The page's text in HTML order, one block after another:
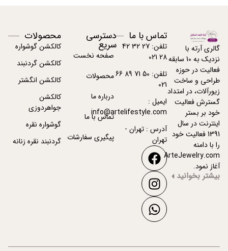
گالری آرته با
نزدیک به 10 سابقه
فعالیت در حوزه
طراحی و ساخت
زیورآلات، در امتداد
گسترش فعالیت
خود بر بستر
اینترنت در سال
1391 فعالیت خود
را با دامنه
ArteJewelry.com
آغاز نمود.
بیشتر بخوانید
تماس با ما
تلفن: 27 32 42
28 021
تلفن: 50 71 89 66
021
ایمیل :
info@artelifestyle.com
آدرس : تهران -
تهران
دسترسی
سریع
صفحه نخست
محصولات
درباره ما
تماس با ما
پیگیری سفارشات
محصولات
کالکشن گوشواره
کالکشن گردنبند
کالکشن انگشتر
کالکشن
جواهردوزی
گوشواره نقره
گردنبند نقره زنانه